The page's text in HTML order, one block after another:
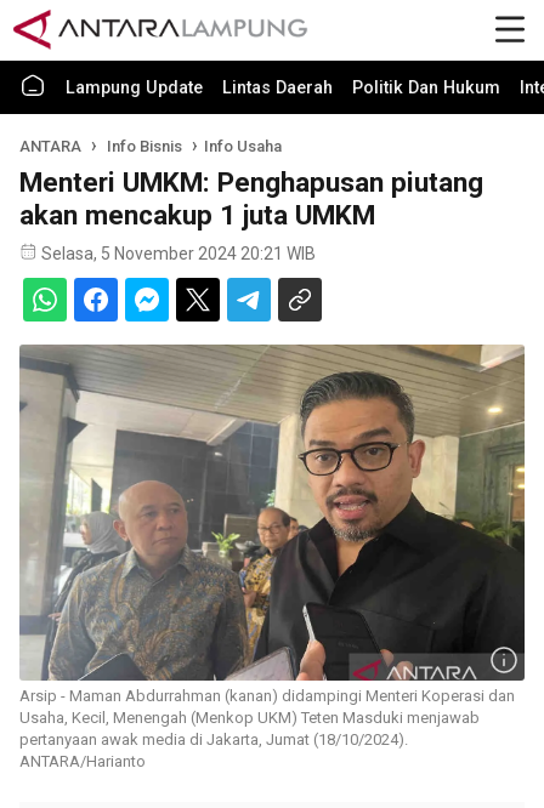
Lampung Update Lintas Daerah Politik Dan Hukum
ANTARA Info Bisnis Info Usaha
Menteri UMKM: Penghapusan piutang
akan mencakup 1 juta UMKM
Selasa, 5 November 2024 20:21 WIB
Arsip - Maman Abdurrahman (kanan) didampingi Menteri Koperasi dan
Usaha, Kecil, Menengah (Menkop UKM) Teten Masduki menjawab
pertanyaan awak media di Jakarta, Jumat (18/10/2024).
ANTARA/Harianto